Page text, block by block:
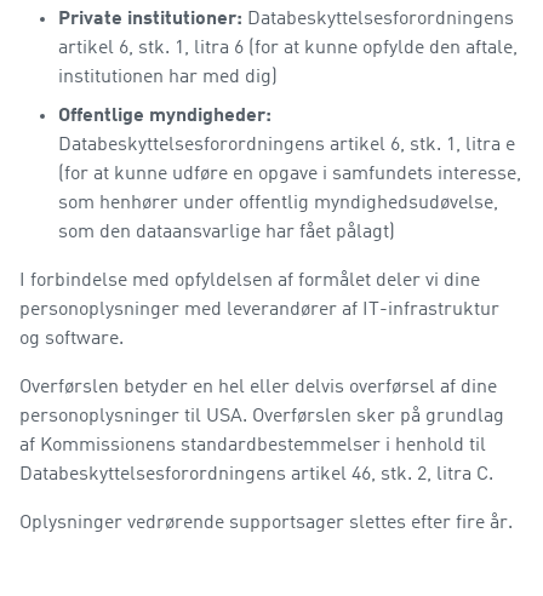
Private institutioner: Databeskyttelsesforordningens
artikel 6, stk. 1, litra 6 (for at kunne opfylde den aftale,
institutionen har med dig)
Offentlige myndigheder:
Databeskyttelsesforordningens artikel 6, stk. 1, litra e
(for at kunne udføre en opgave i samfundets interesse,
som henhører under offentlig myndighedsudøvelse,
som den dataansvarlige har fået pålagt)
I forbindelse med opfyldelsen af formålet deler vi dine
personoplysninger med leverandører af IT-infrastruktur
og software.
Overførslen betyder en hel eller delvis overførsel af dine
personoplysninger til USA. Overførslen sker på grundlag
af Kommissionens standardbestemmelser i henhold til
Databeskyttelsesforordningens artikel 46, stk. 2, litra C.
Oplysninger vedrørende supportsager slettes efter fire år.